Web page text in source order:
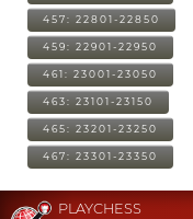
457: 22801-22850
459: 22901-22950
461: 23001-23050
463: 23101-23150
465: 23201-23250
467: 23301-23350
PLAYCHESS